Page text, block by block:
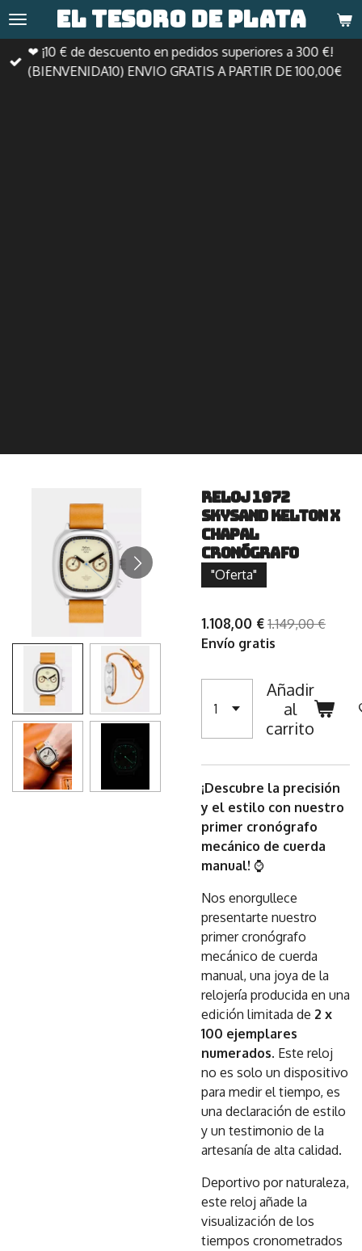
Ir
al
contenido
principal
El tesoro de plata
❤ ¡10 € de descuento en pedidos superiores a 300 €!
(BIENVENIDA10) ENVIO GRATIS A PARTIR DE 100,00€
Reloj 1972
Skysand Kelton x
Chapal
Cronógrafo
"Oferta"
1.108,00 €1.149,00 €
Envío gratis
Añadir
al
carrito
¡Descubre la precisión
y el estilo con nuestro
primer cronógrafo
mecánico de cuerda
manual! ⌚
Nos enorgullece
presentarte nuestro
primer cronógrafo
mecánico de cuerda
manual, una joya de la
relojería producida en una
edición limitada de 2 x
100 ejemplares
numerados. Este reloj
no es solo un dispositivo
para medir el tiempo, es
una declaración de estilo
y un testimonio de la
artesanía de alta calidad.
Deportivo por naturaleza,
este reloj añade la
visualización de los
tiempos cronometrados